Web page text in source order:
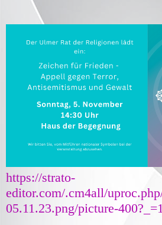
https://strato-
editor.com/.cm4all/
05.11.23.png/picture-